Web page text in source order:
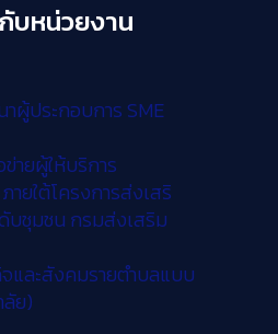
บหน่วยงาน
ผู้ประกอบการ SME
ายผู้ให้บริการ
ยใต้โครงการส่งเสริ
บชุมชน กรมส่งเสริม
และสังคมรายตำบลแบบ
ลัย)